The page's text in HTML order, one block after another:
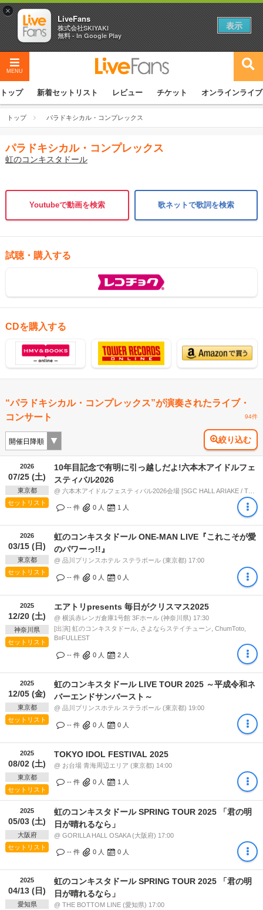
MENU
トップ 新着セットリスト レビュー チケット オンラインライブ
トップ パラドキシカル・コンプレックス
パラドキシカル・コンプレックス
虹のコンキスタドール
Youtubeで動画を検索 歌ネットで歌詞を検索
試聴・購入する
CDを購入する
“パラドキシカル・コンプレックス”が演奏されたライブ・
コンサート
94件
絞り込む
2026
07/25 (土)
東京都
セットリスト
10年目記念で有明に引っ越しだよ!六本木アイドルフェ
スティバル2026
-- 件 0 人 1 人
2026
03/15 (日)
東京都
セットリスト
虹のコンキスタドール ONE-MAN LIVE『これこそが愛
のパワーっ!!』
@ 品川プリンスホテル ステラボール (東京都) 17:00
-- 件 0 人 0 人
2025
12/20 (土)
神奈川県
セットリスト
エアトリpresents 毎日がクリスマス2025
@ 横浜赤レンガ倉庫1号館 3Fホール (神奈川県) 17:30
[出演] 虹のコンキスタドール, さよならステイチューン, ChumToto,
B≡FULLEST
-- 件 0 人 2 人
2025
12/05 (金)
東京都
セットリスト
虹のコンキスタドール LIVE TOUR 2025 ～平成令和ネ
バーエンドサンバースト～
@ 品川プリンスホテル ステラボール (東京都) 19:00
-- 件 0 人 0 人
2025
08/02 (土)
東京都
セットリスト
TOKYO IDOL FESTIVAL 2025
@ お台場 青海周辺エリア (東京都) 14:00
-- 件 0 人 1 人
2025
05/03 (土)
大阪府
セットリスト
虹のコンキスタドール SPRING TOUR 2025 「君の明
日が晴れるなら」
@ GORILLA HALL OSAKA (大阪府) 17:00
-- 件 0 人 0 人
2025
04/13 (日)
愛知県
虹のコンキスタドール SPRING TOUR 2025 「君の明
日が晴れるなら」
@ THE BOTTOM LINE (愛知県) 17:00
×
LiveFans
株式会社SKIYAKI
無料 - In Google Play
表示